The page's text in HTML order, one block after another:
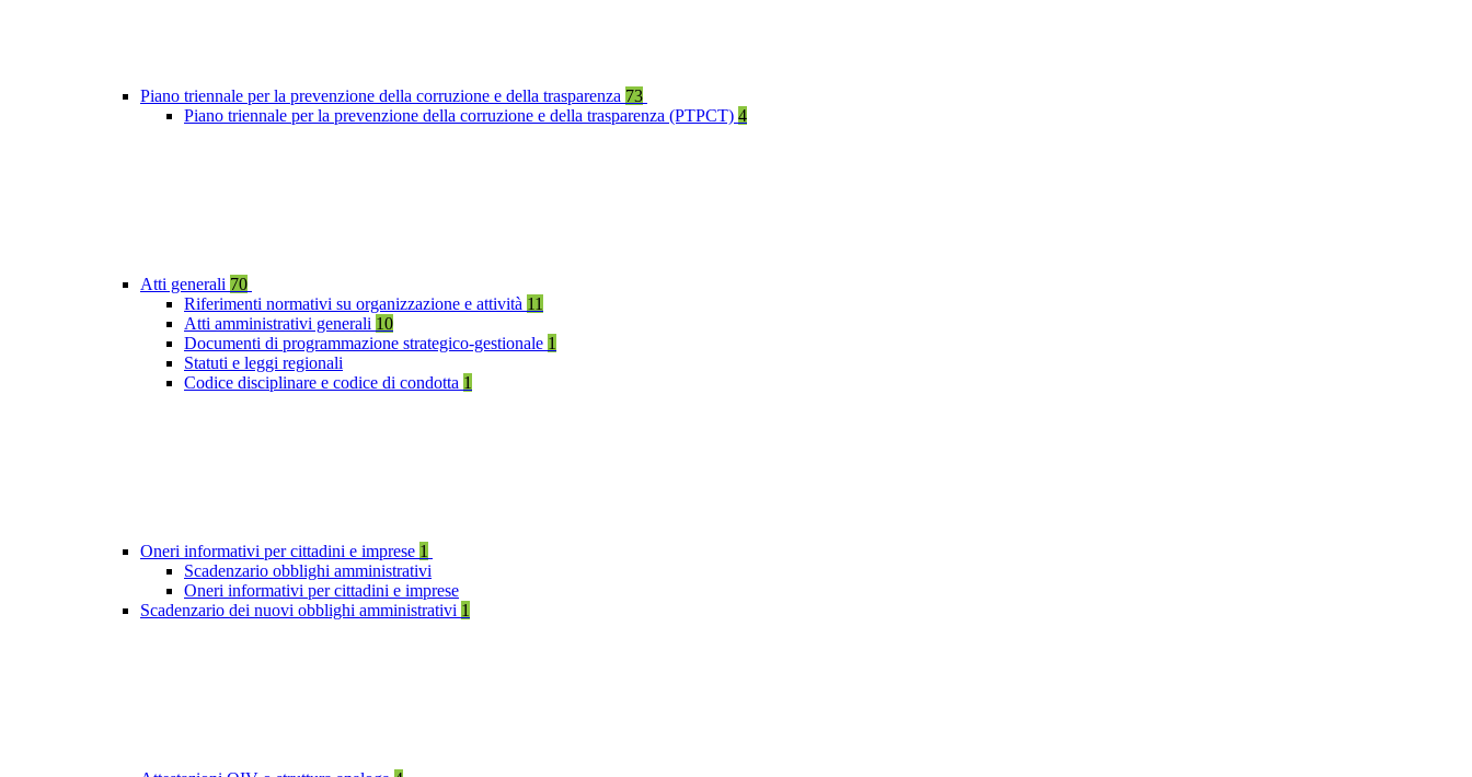
Piano triennale per la prevenzione della corruzione e della trasparenza 73
Piano triennale per la prevenzione della corruzione e della trasparenza (PTPCT) 4
Atti generali 70
Riferimenti normativi su organizzazione e attività 11
Atti amministrativi generali 10
Documenti di programmazione strategico-gestionale 1
Statuti e leggi regionali
Codice disciplinare e codice di condotta 1
Oneri informativi per cittadini e imprese 1
Scadenzario obblighi amministrativi
Oneri informativi per cittadini e imprese
Scadenzario dei nuovi obblighi amministrativi 1